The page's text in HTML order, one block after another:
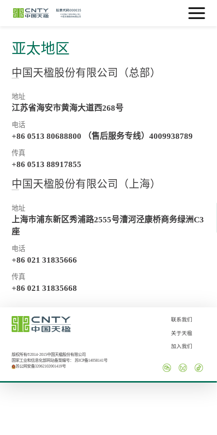
亚太地区
中国天楹股份有限公司（总部）
地址
江苏省海安市黄海大道西268号
电话
+86 0513 80688800 （售后服务专线）4009938789
传真
+86 0513 88917855
中国天楹股份有限公司（上海）
地址
上海市浦东新区秀浦路2555号漕河泾康桥商务绿洲C3
座
电话
+86 021 31835666
传真
+86 021 31835668
版权所有©2014-2015中国天楹股份有限公司
国家工业和信息化部网站备案编号： 苏ICP备14058141号
苏公网安备32062102001419号
联系我们
关于天楹
加入我们